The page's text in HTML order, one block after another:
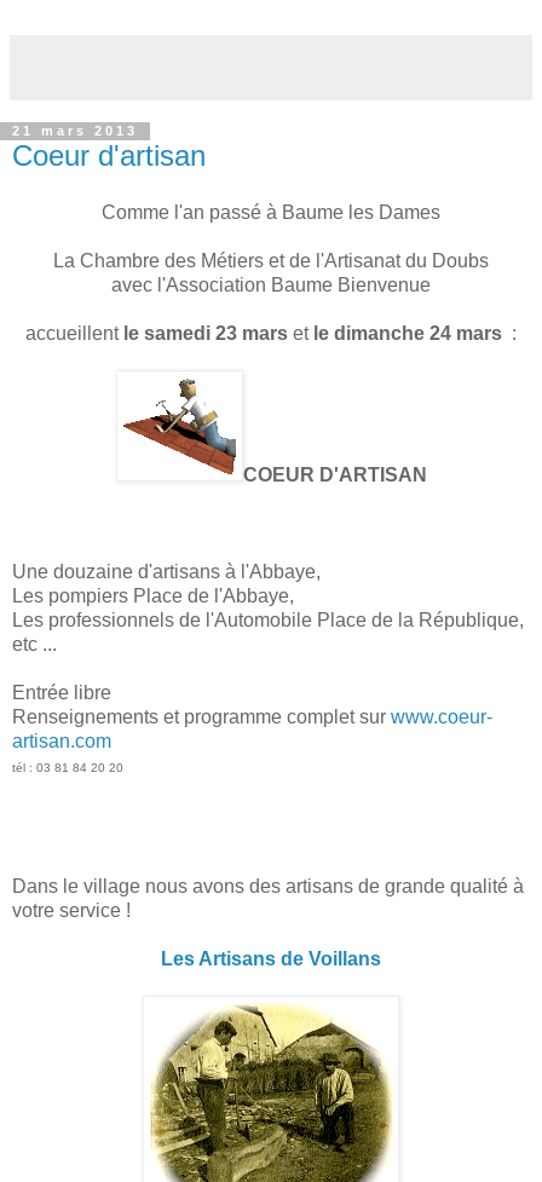
21 mars 2013
Coeur d'artisan
Comme l'an passé à Baume les Dames
La Chambre des Métiers et de l'Artisanat du Doubs
avec l'Association Baume Bienvenue
accueillent le samedi 23 mars et le dimanche 24 mars :
COEUR D'ARTISAN
Une douzaine d'artisans à l'Abbaye,
Les pompiers Place de l'Abbaye,
Les professionnels de l'Automobile Place de la République,
etc ...
Entrée libre
Renseignements et programme complet sur www.coeur-
artisan.com
tél : 03 81 84 20 20
Dans le village nous avons des artisans de grande qualité à
votre service !
Les Artisans de Voillans